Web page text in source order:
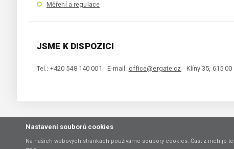
Měření a regulace
JSME K DISPOZICI
Tel.: +420 548 140 001 E-mail: office@ergate.cz Klíny 35, 615 00
Copyright © 2021 ERGATE Automation s.r.o., Klíny 35, 61500 Brno
Nastavení souborů cookies
Na našich webových stránkách používáme soubory cookies. Část z nich je